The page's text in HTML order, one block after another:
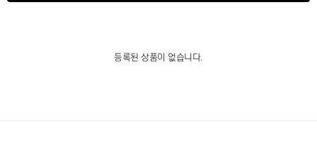
등록된 상품이 없습니다.